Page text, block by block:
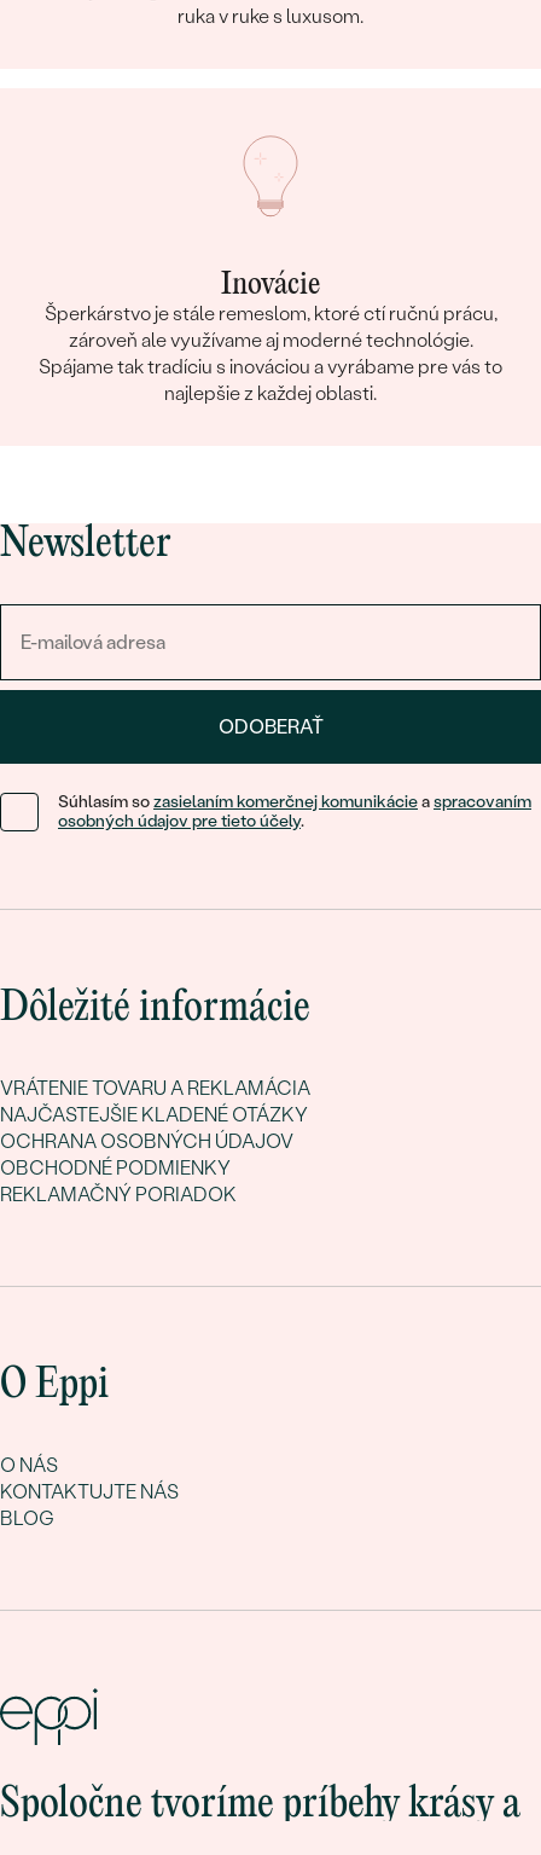
ruka v ruke s luxusom.
Inovácie
Šperkárstvo je stále remeslom, ktoré ctí ručnú prácu,
zároveň ale využívame aj moderné technológie.
Spájame tak tradíciu s inováciou a vyrábame pre vás to
najlepšie z každej oblasti.
Newsletter
ODOBERAŤ
Súhlasím sozasielaním komerčnej komunikácieaspracovaním
osobných údajov pre tieto účely.
Dôležité informácie
VRÁTENIE TOVARU A REKLAMÁCIA
NAJČASTEJŠIE KLADENÉ OTÁZKY
OCHRANA OSOBNÝCH ÚDAJOV
OBCHODNÉ PODMIENKY
REKLAMAČNÝ PORIADOK
O Eppi
O NÁS
KONTAKTUJTE NÁS
BLOG
Spoločne tvoríme príbehy krásy a